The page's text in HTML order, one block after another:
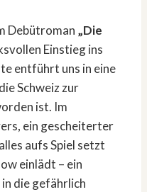
Debütroman „Die
Einstieg ins
entführt uns in eine
Schweiz zur
ist. Im
ein gescheiterter
aufs Spiel setzt
einlädt – ein
die gefährlich